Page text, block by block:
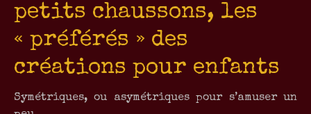
petits chaussons, les
« préférés » des
créations pour enfants
Symétriques, ou asymétriques pour s’amuser un